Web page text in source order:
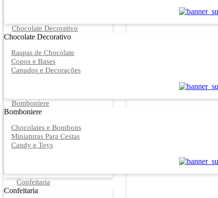
Chocolate Decorativo
Chocolate Decorativo
Raspas de Chocolate
Copos e Bases
Canudos e Decorações
Bomboniere
Bomboniere
Chocolates e Bombons
Miniaturas Para Cestas
Candy e Toys
Confeitaria
Confeitaria